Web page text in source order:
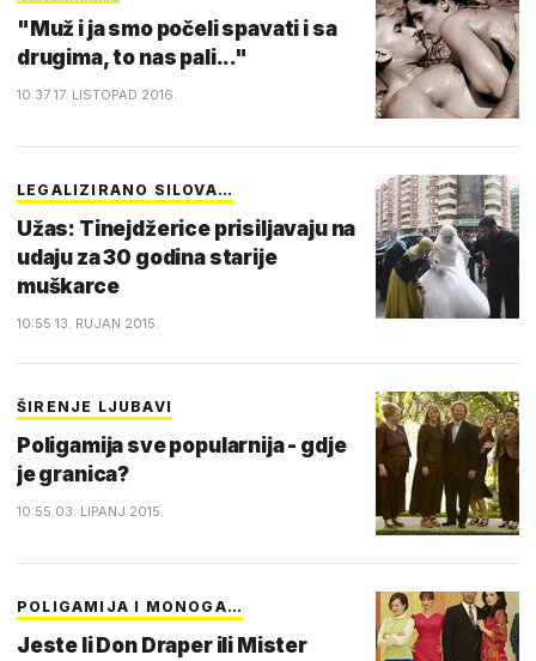
"Muž i ja smo počeli spavati i sa
drugima, to nas pali..."
10:37 17. LISTOPAD 2016.
LEGALIZIRANO SILOVA…
Užas: Tinejdžerice prisiljavaju na
udaju za 30 godina starije
muškarce
10:55 13. RUJAN 2015.
ŠIRENJE LJUBAVI
Poligamija sve popularnija - gdje
je granica?
10:55 03. LIPANJ 2015.
POLIGAMIJA I MONOGA…
Jeste li Don Draper ili Mister